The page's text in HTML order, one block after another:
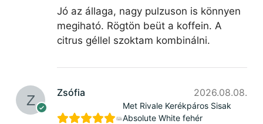
Jó az állaga, nagy pulzuson is könnyen
megiható. Rögtön beüt a koffein. A
citrus géllel szoktam kombinálni.
Zsófia 2026.08.08.
Met Rivale Kerékpáros Sisak
Absolute White fehér